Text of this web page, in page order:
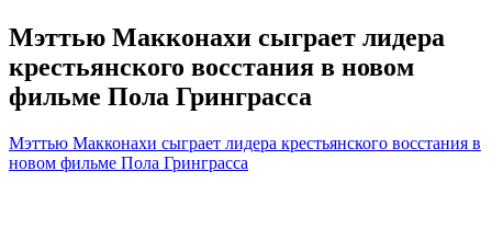
Мэттью Макконахи сыграет лидера
крестьянского восстания в новом
фильме Пола Гринграсса
Мэттью Макконахи сыграет лидера крестьянского восстания в
новом фильме Пола Гринграсса